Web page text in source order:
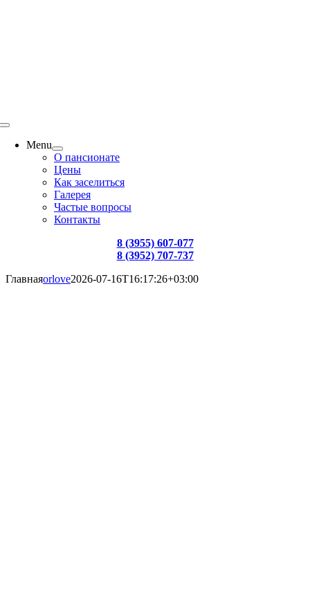
Menu
О пансионате
Цены
Как заселиться
Галерея
Частые вопросы
Контакты
8 (3955) 607-077
8 (3952) 707-737
Главнаяorlove2026-07-16T16:17:26+03:00